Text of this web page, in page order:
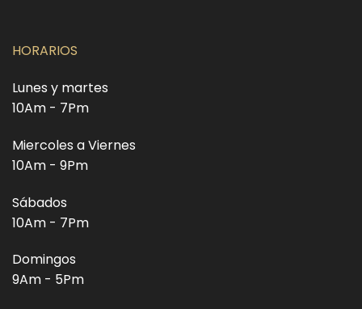
HORARIOS
Lunes y martes
10Am - 7Pm
Miercoles a Viernes
10Am - 9Pm
Sábados
10Am - 7Pm
Domingos
9Am - 5Pm